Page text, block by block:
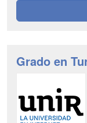
Grado en